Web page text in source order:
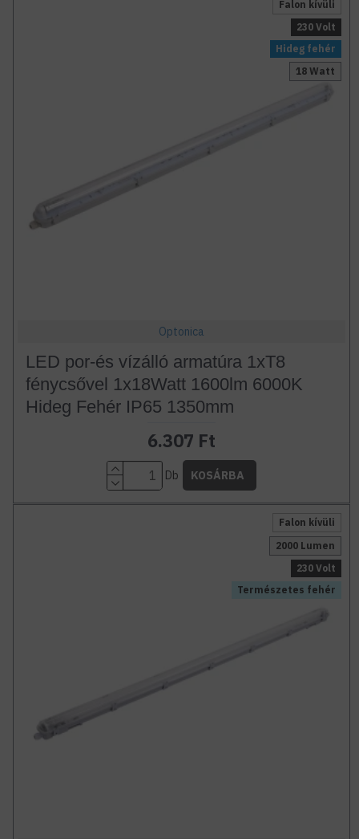
Hideg fehér
Falon kívüli
18 Watt
230 Volt
Optonica
LED por-és vízálló armatúra 1xT8
fénycsővel 1x18Watt 1600lm 6000K
Hideg Fehér IP65 1350mm
6.307 Ft
Db KOSÁRBA
Természetes fehér
Falon kívüli
2000 Lumen
230 Volt